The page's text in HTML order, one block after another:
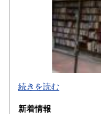
続きを読む
新着情報